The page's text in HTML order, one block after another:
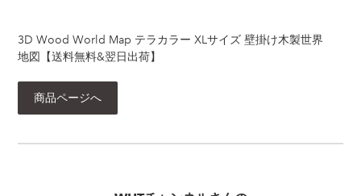
3D Wood World Map テラカラー XLサイズ 壁掛け木製世界
地図【送料無料&翌日出荷】
商品ページへ